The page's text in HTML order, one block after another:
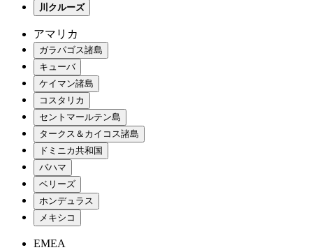
川クルーズ
アマリカ
ガラパゴス諸島
キューバ
ケイマン諸島
コスタリカ
セントマールテン島
タークス＆カイコス諸島
ドミニカ共和国
バハマ
ベリーズ
ホンデュラス
メキシコ
EMEA